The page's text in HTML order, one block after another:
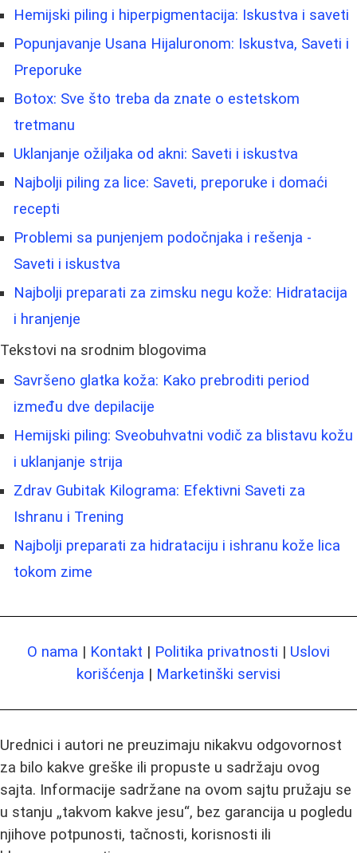
Hemijski piling i hiperpigmentacija: Iskustva i saveti
Popunjavanje Usana Hijaluronom: Iskustva, Saveti i
Preporuke
Botox: Sve što treba da znate o estetskom
tretmanu
Uklanjanje ožiljaka od akni: Saveti i iskustva
Najbolji piling za lice: Saveti, preporuke i domaći
recepti
Problemi sa punjenjem podočnjaka i rešenja -
Saveti i iskustva
Najbolji preparati za zimsku negu kože: Hidratacija
i hranjenje
Tekstovi na srodnim blogovima
Savršeno glatka koža: Kako prebroditi period
između dve depilacije
Hemijski piling: Sveobuhvatni vodič za blistavu kožu
i uklanjanje strija
Zdrav Gubitak Kilograma: Efektivni Saveti za
Ishranu i Trening
Najbolji preparati za hidrataciju i ishranu kože lica
tokom zime
O nama | Kontakt | Politika privatnosti | Uslovi
korišćenja | Marketinški servisi
Urednici i autori ne preuzimaju nikakvu odgovornost
za bilo kakve greške ili propuste u sadržaju ovog
sajta. Informacije sadržane na ovom sajtu pružaju se
u stanju „takvom kakve jesu“, bez garancija u pogledu
njihove potpunosti, tačnosti, korisnosti ili